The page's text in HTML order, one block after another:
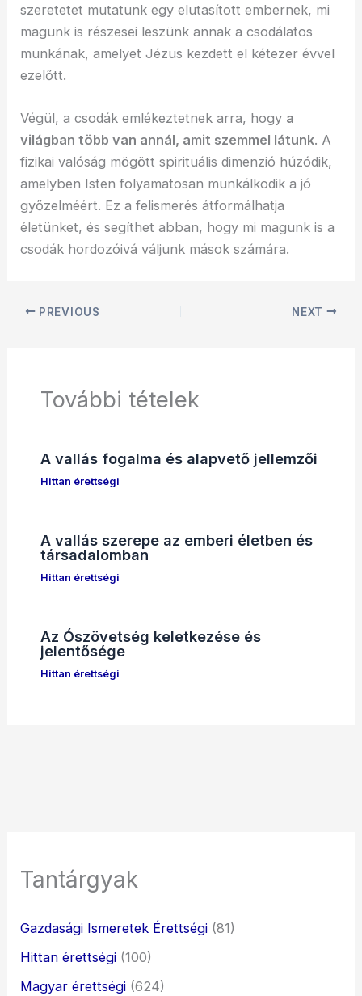
szeretetet mutatunk egy elutasított embernek, mi
magunk is részesei leszünk annak a csodálatos
munkának, amelyet Jézus kezdett el kétezer évvel
ezelőtt.
Végül, a csodák emlékeztetnek arra, hogy a
világban több van annál, amit szemmel látunk. A
fizikai valóság mögött spirituális dimenzió húzódik,
amelyben Isten folyamatosan munkálkodik a jó
győzelméért. Ez a felismerés átformálhatja
életünket, és segíthet abban, hogy mi magunk is a
csodák hordozóivá váljunk mások számára.
PREVIOUS NEXT
További tételek
A vallás fogalma és alapvető jellemzői
Hittan érettségi
A vallás szerepe az emberi életben és
társadalomban
Hittan érettségi
Az Ószövetség keletkezése és
jelentősége
Hittan érettségi
Tantárgyak
Gazdasági Ismeretek Érettségi (81)
Hittan érettségi (100)
Magyar érettségi (624)